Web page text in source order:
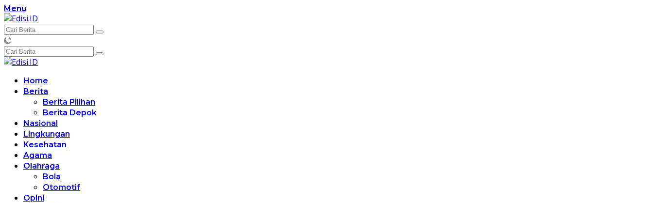
Langsung
ke
konten
Menu
Home
Berita
Berita Pilihan
Berita Depok
Nasional
Lingkungan
Kesehatan
Agama
Olahraga
Bola
Otomotif
Opini